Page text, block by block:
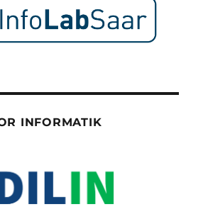
INFORMATIK